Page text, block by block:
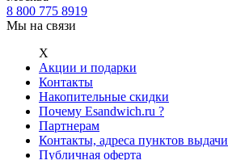
8 800 775 8919
Мы на связи
Х
Акции и подарки
Контакты
Накопительные скидки
Почему Esandwich.ru ?
Партнерам
Контакты, адреса пунктов выдачи
Публичная оферта